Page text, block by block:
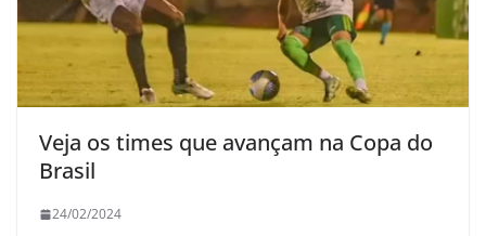
Veja os times que avançam na Copa do
Brasil
24/02/2024